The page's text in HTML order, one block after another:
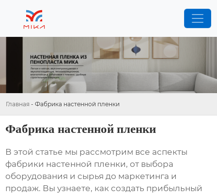
Главная - Фабрика настенной пленки
Фабрика настенной пленки
В этой статье мы рассмотрим все аспекты
фабрики настенной пленки, от выбора
оборудования и сырья до маркетинга и
продаж. Вы узнаете, как создать прибыльный